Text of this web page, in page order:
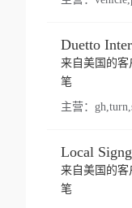
来自美国的客
笔
主营：
Local
来自美国的客
笔